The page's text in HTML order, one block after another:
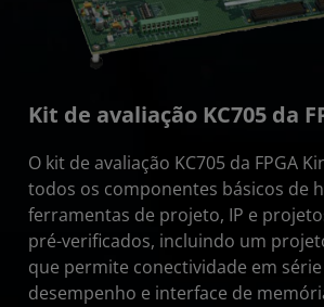
Kit de avaliação KC705 da
O kit de avaliação KC705 da FPGA
todos os componentes básicos de
ferramentas de projeto, IP e
pré-verificados, incluindo um
que permite conectividade em
desempenho e interface de